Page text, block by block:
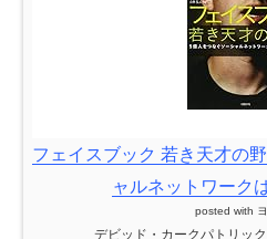
フェイスブック 若き天才の
ャルネットワーク
posted with
デビッド・カークパトリッ